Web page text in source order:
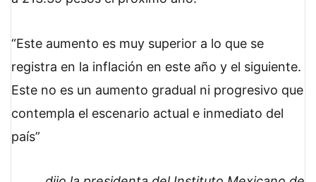
Este aumento es muy superior a lo que se
registra en la inflación en este año y el siguiente.
Este no es un aumento gradual ni progresivo que
contempla el escenario actual e inmediato del
país